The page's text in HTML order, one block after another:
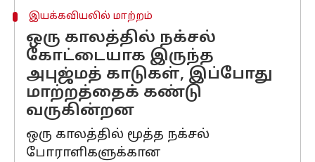
இயக்கவியலில் மாற்றம்
ஒரு காலத்தில் நக்சல்
கோட்டையாக இருந்த
அபுஜ்மத் காடுகள், இப்போது
மாற்றத்தைக் கண்டு
வருகின்றன
ஒரு காலத்தில் மூத்த நக்சல்
போராளிகளுக்கான